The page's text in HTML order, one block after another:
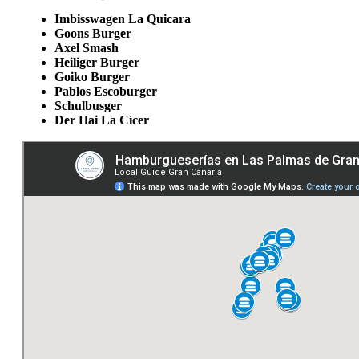
Imbisswagen La Quicara
Goons Burger
Axel Smash
Heiliger Burger
Goiko Burger
Pablos Escoburger
Schulbusger
Der Hai La Cícer